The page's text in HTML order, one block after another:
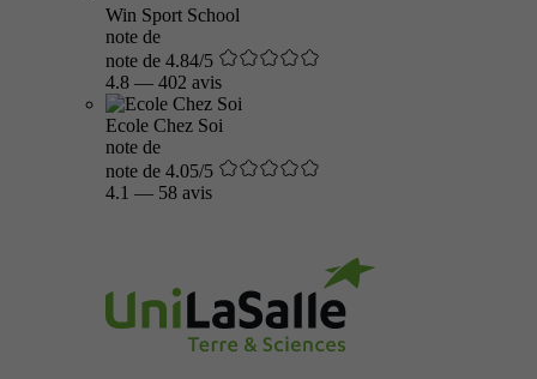
Win Sport School
note de
note de 4.84/5
4.8 — 402 avis
Ecole Chez Soi
note de
note de 4.05/5
4.1 — 58 avis